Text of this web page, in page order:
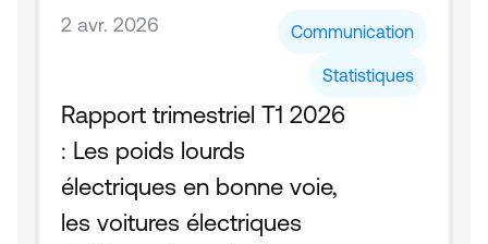
2 avr. 2026 Communication
Statistiques
Rapport trimestriel T1 2026
: Les poids lourds
électriques en bonne voie,
les voitures électriques